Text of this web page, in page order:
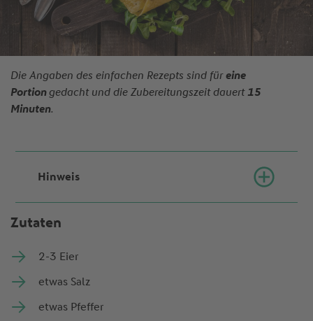
Die Angaben des einfachen Rezepts sind füreine
Portion gedacht und die Zubereitungszeit dauert 15
Minuten.
Hinweis
Hight in Protein – liefert über 20g Protein
Vegetarisch
Laktosefrei
Zutaten
2-3 Eier
etwas Salz
etwas Pfeffer